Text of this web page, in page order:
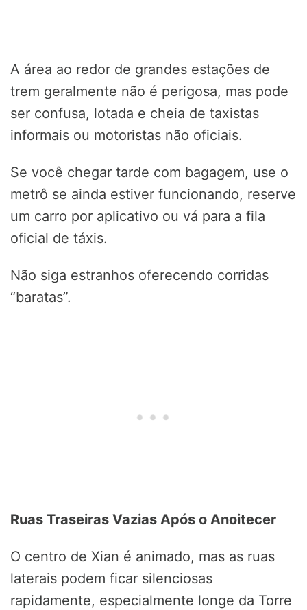
A área ao redor de grandes estações de
trem geralmente não é perigosa, mas pode
ser confusa, lotada e cheia de taxistas
informais ou motoristas não oficiais.
Se você chegar tarde com bagagem, use o
metrô se ainda estiver funcionando, reserve
um carro por aplicativo ou vá para a fila
oficial de táxis.
Não siga estranhos oferecendo corridas
“baratas”.
Ruas Traseiras Vazias Após o Anoitecer
O centro de Xian é animado, mas as ruas
laterais podem ficar silenciosas
rapidamente, especialmente longe da Torre